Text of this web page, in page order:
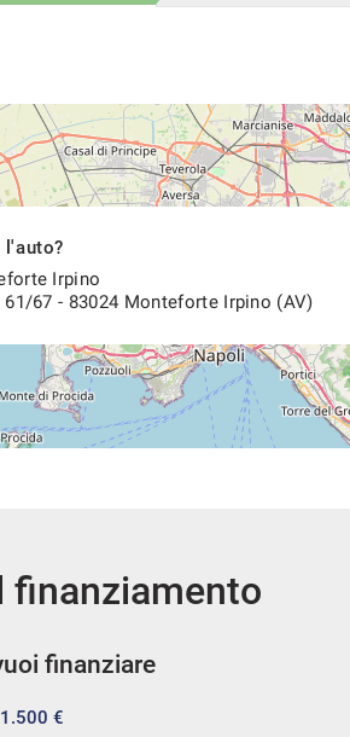
l'auto?
Irpino
67 - 83024 Monteforte Irpino (AV)
finanziamento
finanziare
1.500 €